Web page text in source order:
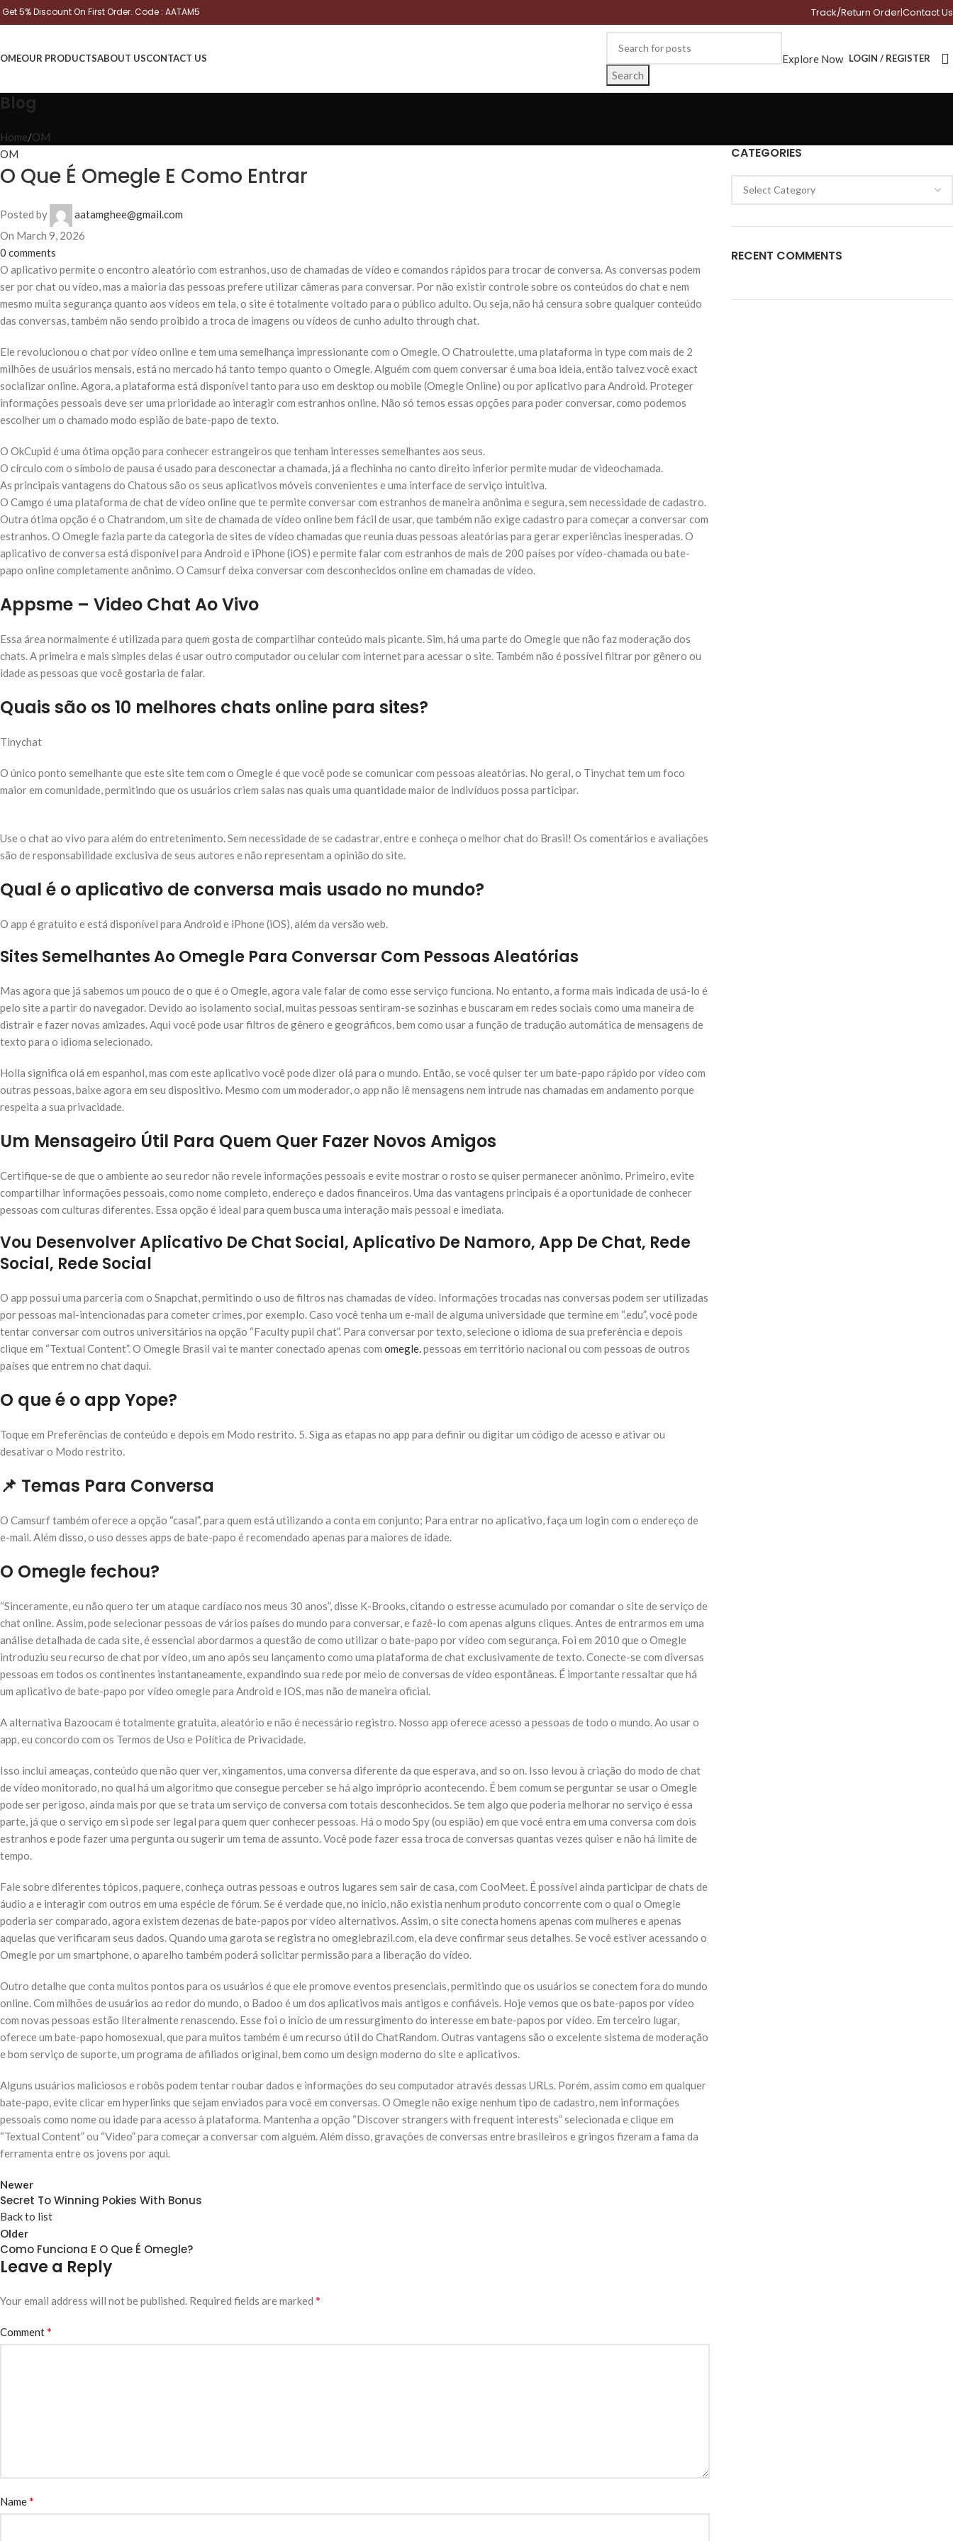
Get 5% Discount On First Order. Code : AATAM5 Track/Return Order|Contact Us
OUR PRODUCTSABOUT USCONTACT US
Search
Explore Now LOGIN / REGISTER
Blog
Home OM
OM
O Que É Omegle E Como Entrar
Posted by
aatamghee@gmail.com
On March 9, 2026
0 comments
O aplicativo permite o encontro aleatório com estranhos, uso de chamadas de vídeo e comandos rápidos para trocar de conversa. As conversas podem
ser por chat ou vídeo, mas a maioria das pessoas prefere utilizar câmeras para conversar. Por não existir controle sobre os conteúdos do chat e nem
mesmo muita segurança quanto aos vídeos em tela, o site é totalmente voltado para o público adulto. Ou seja, não há censura sobre qualquer conteúdo
das conversas, também não sendo proibido a troca de imagens ou vídeos de cunho adulto through chat.
Ele revolucionou o chat por vídeo online e tem uma semelhança impressionante com o Omegle. O Chatroulette, uma plataforma in type com mais de 2
milhões de usuários mensais, está no mercado há tanto tempo quanto o Omegle. Alguém com quem conversar é uma boa ideia, então talvez você exact
socializar online. Agora, a plataforma está disponível tanto para uso em desktop ou mobile (Omegle Online) ou por aplicativo para Android. Proteger
informações pessoais deve ser uma prioridade ao interagir com estranhos online. Não só temos essas opções para poder conversar, como podemos
escolher um o chamado modo espião de bate-papo de texto.
O OkCupid é uma ótima opção para conhecer estrangeiros que tenham interesses semelhantes aos seus.
O círculo com o símbolo de pausa é usado para desconectar a chamada, já a flechinha no canto direito inferior permite mudar de videochamada.
As principais vantagens do Chatous são os seus aplicativos móveis convenientes e uma interface de serviço intuitiva.
O Camgo é uma plataforma de chat de vídeo online que te permite conversar com estranhos de maneira anônima e segura, sem necessidade de cadastro.
Outra ótima opção é o Chatrandom, um site de chamada de vídeo online bem fácil de usar, que também não exige cadastro para começar a conversar com
estranhos. O Omegle fazia parte da categoria de sites de vídeo chamadas que reunia duas pessoas aleatórias para gerar experiências inesperadas. O
aplicativo de conversa está disponível para Android e iPhone (iOS) e permite falar com estranhos de mais de 200 países por vídeo-chamada ou bate-
papo online completamente anônimo. O Camsurf deixa conversar com desconhecidos online em chamadas de vídeo.
Appsme – Video Chat Ao Vivo
Essa área normalmente é utilizada para quem gosta de compartilhar conteúdo mais picante. Sim, há uma parte do Omegle que não faz moderação dos
chats. A primeira e mais simples delas é usar outro computador ou celular com internet para acessar o site. Também não é possível filtrar por gênero ou
idade as pessoas que você gostaria de falar.
Quais são os 10 melhores chats online para sites?
Tinychat
O único ponto semelhante que este site tem com o Omegle é que você pode se comunicar com pessoas aleatórias. No geral, o Tinychat tem um foco
maior em comunidade, permitindo que os usuários criem salas nas quais uma quantidade maior de indivíduos possa participar.
Use o chat ao vivo para além do entretenimento. Sem necessidade de se cadastrar, entre e conheça o melhor chat do Brasil! Os comentários e avaliações
são de responsabilidade exclusiva de seus autores e não representam a opinião do site.
Qual é o aplicativo de conversa mais usado no mundo?
O app é gratuito e está disponível para Android e iPhone (iOS), além da versão web.
Sites Semelhantes Ao Omegle Para Conversar Com Pessoas Aleatórias
Mas agora que já sabemos um pouco de o que é o Omegle, agora vale falar de como esse serviço funciona. No entanto, a forma mais indicada de usá-lo é
pelo site a partir do navegador. Devido ao isolamento social, muitas pessoas sentiram-se sozinhas e buscaram em redes sociais como uma maneira de
distrair e fazer novas amizades. Aqui você pode usar filtros de gênero e geográficos, bem como usar a função de tradução automática de mensagens de
texto para o idioma selecionado.
Holla significa olá em espanhol, mas com este aplicativo você pode dizer olá para o mundo. Então, se você quiser ter um bate-papo rápido por vídeo com
outras pessoas, baixe agora em seu dispositivo. Mesmo com um moderador, o app não lê mensagens nem intrude nas chamadas em andamento porque
respeita a sua privacidade.
Um Mensageiro Útil Para Quem Quer Fazer Novos Amigos
Certifique-se de que o ambiente ao seu redor não revele informações pessoais e evite mostrar o rosto se quiser permanecer anônimo. Primeiro, evite
compartilhar informações pessoais, como nome completo, endereço e dados financeiros. Uma das vantagens principais é a oportunidade de conhecer
pessoas com culturas diferentes. Essa opção é ideal para quem busca uma interação mais pessoal e imediata.
Vou Desenvolver Aplicativo De Chat Social, Aplicativo De Namoro, App De Chat, Rede
Social, Rede Social
O app possui uma parceria com o Snapchat, permitindo o uso de filtros nas chamadas de vídeo. Informações trocadas nas conversas podem ser utilizadas
por pessoas mal-intencionadas para cometer crimes, por exemplo. Caso você tenha um e-mail de alguma universidade que termine em “.edu”, você pode
tentar conversar com outros universitários na opção “Faculty pupil chat”. Para conversar por texto, selecione o idioma de sua preferência e depois
clique em “Textual Content”. O Omegle Brasil vai te manter conectado apenas com omegle.pessoas em território nacional ou com pessoas de outros
países que entrem no chat daqui.
O que é o app Yope?
Toque em Preferências de conteúdo e depois em Modo restrito. 5. Siga as etapas no app para definir ou digitar um código de acesso e ativar ou
desativar o Modo restrito.
📌 Temas Para Conversa
O Camsurf também oferece a opção “casal”, para quem está utilizando a conta em conjunto; Para entrar no aplicativo, faça um login com o endereço de
e-mail. Além disso, o uso desses apps de bate-papo é recomendado apenas para maiores de idade.
O Omegle fechou?
“Sinceramente, eu não quero ter um ataque cardíaco nos meus 30 anos”, disse K-Brooks, citando o estresse acumulado por comandar o site de serviço de
chat online. Assim, pode selecionar pessoas de vários países do mundo para conversar, e fazê-lo com apenas alguns cliques. Antes de entrarmos em uma
análise detalhada de cada site, é essencial abordarmos a questão de como utilizar o bate-papo por vídeo com segurança. Foi em 2010 que o Omegle
introduziu seu recurso de chat por vídeo, um ano após seu lançamento como uma plataforma de chat exclusivamente de texto. Conecte-se com diversas
pessoas em todos os continentes instantaneamente, expandindo sua rede por meio de conversas de vídeo espontâneas. É importante ressaltar que há
um aplicativo de bate-papo por vídeo omegle para Android e IOS, mas não de maneira oficial.
A alternativa Bazoocam é totalmente gratuita, aleatório e não é necessário registro. Nosso app oferece acesso a pessoas de todo o mundo. Ao usar o
app, eu concordo com os Termos de Uso e Política de Privacidade.
Isso inclui ameaças, conteúdo que não quer ver, xingamentos, uma conversa diferente da que esperava, and so on. Isso levou à criação do modo de chat
de vídeo monitorado, no qual há um algoritmo que consegue perceber se há algo impróprio acontecendo. É bem comum se perguntar se usar o Omegle
pode ser perigoso, ainda mais por que se trata um serviço de conversa com totais desconhecidos. Se tem algo que poderia melhorar no serviço é essa
parte, já que o serviço em si pode ser legal para quem quer conhecer pessoas. Há o modo Spy (ou espião) em que você entra em uma conversa com dois
estranhos e pode fazer uma pergunta ou sugerir um tema de assunto. Você pode fazer essa troca de conversas quantas vezes quiser e não há limite de
tempo.
Fale sobre diferentes tópicos, paquere, conheça outras pessoas e outros lugares sem sair de casa, com CooMeet. É possível ainda participar de chats de
áudio a e interagir com outros em uma espécie de fórum. Se é verdade que, no início, não existia nenhum produto concorrente com o qual o Omegle
poderia ser comparado, agora existem dezenas de bate-papos por vídeo alternativos. Assim, o site conecta homens apenas com mulheres e apenas
aquelas que verificaram seus dados. Quando uma garota se registra no omeglebrazil.com, ela deve confirmar seus detalhes. Se você estiver acessando o
Omegle por um smartphone, o aparelho também poderá solicitar permissão para a liberação do vídeo.
Outro detalhe que conta muitos pontos para os usuários é que ele promove eventos presenciais, permitindo que os usuários se conectem fora do mundo
online. Com milhões de usuários ao redor do mundo, o Badoo é um dos aplicativos mais antigos e confiáveis. Hoje vemos que os bate-papos por vídeo
com novas pessoas estão literalmente renascendo. Esse foi o início de um ressurgimento do interesse em bate-papos por vídeo. Em terceiro lugar,
oferece um bate-papo homosexual, que para muitos também é um recurso útil do ChatRandom. Outras vantagens são o excelente sistema de moderação
e bom serviço de suporte, um programa de afiliados original, bem como um design moderno do site e aplicativos.
Alguns usuários maliciosos e robôs podem tentar roubar dados e informações do seu computador através dessas URLs. Porém, assim como em qualquer
bate-papo, evite clicar em hyperlinks que sejam enviados para você em conversas. O Omegle não exige nenhum tipo de cadastro, nem informações
pessoais como nome ou idade para acesso à plataforma. Mantenha a opção “Discover strangers with frequent interests” selecionada e clique em
“Textual Content” ou “Video” para começar a conversar com alguém. Além disso, gravações de conversas entre brasileiros e gringos fizeram a fama da
ferramenta entre os jovens por aqui.
Newer
Secret To Winning Pokies With Bonus
Back to list
Older
Como Funciona E O Que É Omegle?
Leave a Reply
Your email address will not be published. Required fields are marked *
Comment*
Name*
CATEGORIES
RECENT COMMENTS